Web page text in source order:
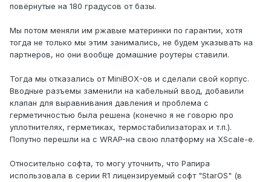
повёрнутые на 180 градусов от базы.
Мы потом меняли им ржавые материнки по гарантии, хотя
тогда не только мы этим занимались, не будем указывать на
партнеров, но они вообще домашние роутеры ставили.
Тогда мы отказались от MiniBOX-ов и сделали свой корпус.
Вводные разъемы заменили на кабельный ввод, добавили
клапан для выравнивания давления и проблема с
герметичностью была решена (конечно я не говорю про
уплотнителях, герметиках, термостабилизаторах и т.п.).
Попутно перешли на с WRAP-на свою платформу на XScale-е.
Относительно софта, то могу уточнить, что Рапира
использовала в серии R1 лицензируемый софт "StarOS" (в